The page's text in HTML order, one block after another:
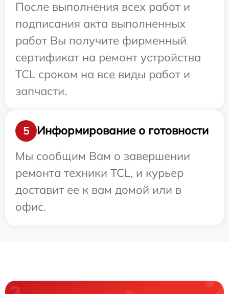
После выполнения всех работ и
подписания акта выполненных
работ Вы получите фирменный
сертификат на ремонт устройства
TCL сроком на все виды работ и
запчасти.
5
Информирование о готовности
Мы сообщим Вам о завершении
ремонта техники TCL, и курьер
доставит ее к вам домой или в
офис.